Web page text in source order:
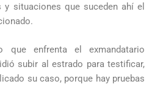
y situaciones que suceden ahí el
que enfrenta el exmandatario
subir al estrado para testificar,
su caso, porque hay pruebas